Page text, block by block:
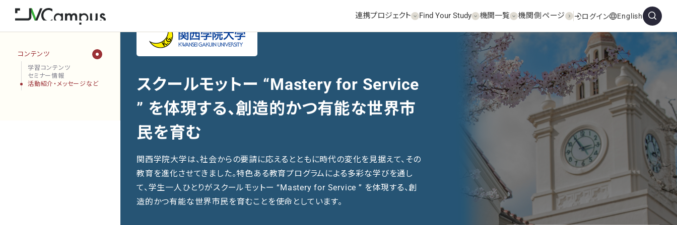
連携プロジェクト Find Your Study 機関一覧 機関側ページ ログイン English
コンテンツ
学習コンテンツ
セミナー情報
活動紹介・メッセージなど
スクールモットー “Mastery for Service
” を体現する、創造的かつ有能な世界市
民を育む
関西学院大学は、社会からの要請に応えるとともに時代の変化を見据えて、その
教育を進化させてきました。特色ある教育プログラムによる多彩な学びを通し
て、学生一人ひとりがスクールモットー “Mastery for Service ” を体現する、創
造的かつ有能な世界市民を育むことを使命としています。